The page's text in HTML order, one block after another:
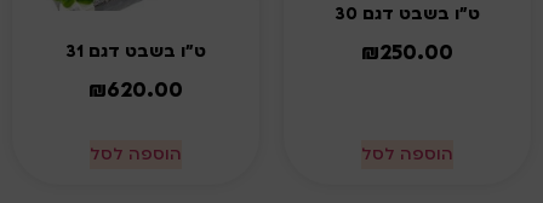
ט"ו בשבט דגם 30
₪250.00
הוספה לסל
ט"ו בשבט דגם 31
₪620.00
הוספה לסל